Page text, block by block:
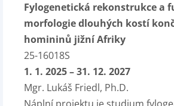
Fylogenetická rekonstrukce a
morfologie dlouhých kostí
homininů jižní Afriky
25-16018S
1. 1. 2025 – 31. 12. 2027
Mgr. Lukáš Friedl, Ph.D.